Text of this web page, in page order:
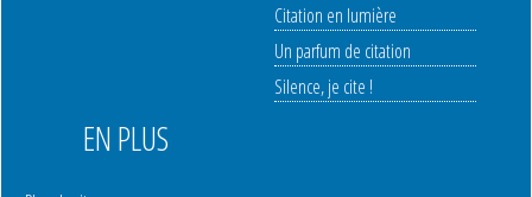
Citation en lumière
Un parfum de citation
Silence, je cite !
EN PLUS